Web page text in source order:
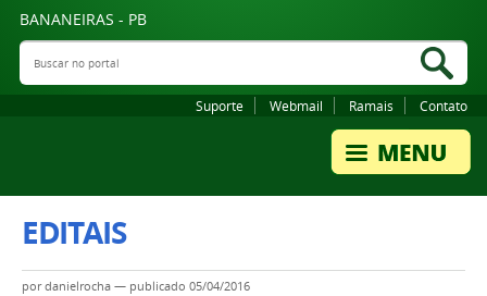
BANANEIRAS - PB
Buscar no portal
Suporte Webmail Ramais Contato
EDITAIS
pordanielrocha — publicado 05/04/2016